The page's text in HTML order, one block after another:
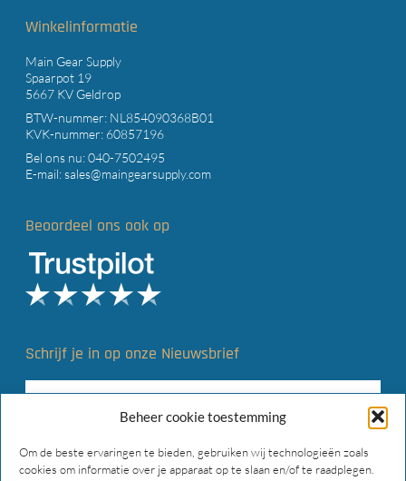
Beheer cookie toestemming
Om de beste ervaringen te bieden, gebruiken wij technologieën zoals
cookies om informatie over je apparaat op te slaan en/of te raadplegen.
Winkelinformatie
Main Gear Supply
Spaarpot 19
5667 KV Geldrop
BTW-nummer: NL854090368B01
KVK-nummer: 60857196
Bel ons nu:040-7502495
E-mail:sales@maingearsupply.com
Beoordeel ons ook op
Schrijf je in op onze Nieuwsbrief